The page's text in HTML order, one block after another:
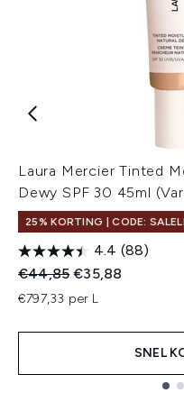
Laura Mercier Tinted
Dewy SPF 30 45ml
25% KORTING | CODE:
4.4 (88)
Recommended Retail
€44,85Huidige prijs:
€35,88
€797,33 per L
SNEL